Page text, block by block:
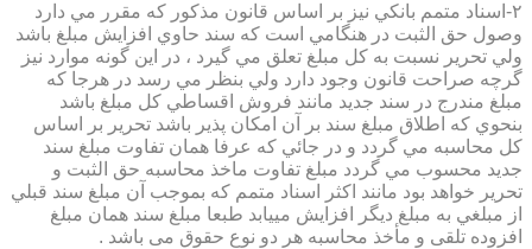
۲-اسناد متمم بانكي نيز بر اساس قانون مذكور كه مقرر مي دارد
وصول حق الثبت در هنگامي است كه سند حاوي افزايش مبلغ باشد
ولي تحرير نسبت به كل مبلغ تعلق مي گيرد ، در اين گونه موارد نيز
گرچه صراحت قانون وجود دارد ولي بنظر مي رسد در هرجا كه
مبلغ مندرج در سند جديد مانند فروش اقساطي كل مبلغ باشد
بنحوي كه اطلاق مبلغ سند بر آن امكان پذير باشد تحرير بر اساس
كل محاسبه مي گردد و در جائي كه عرفا همان تفاوت مبلغ سند
جديد محسوب مي گردد مبلغ تفاوت ماخذ محاسبه حق الثبت و
تحرير خواهد بود مانند اكثر اسناد متمم كه بموجب آن مبلغ سند قبلي
از مبلغي به مبلغ ديگر افزايش مييابد طبعا مبلغ سند همان مبلغ
افزوده تلقی و مأخذ محاسبه هر دو نوع حقوق می باشد .